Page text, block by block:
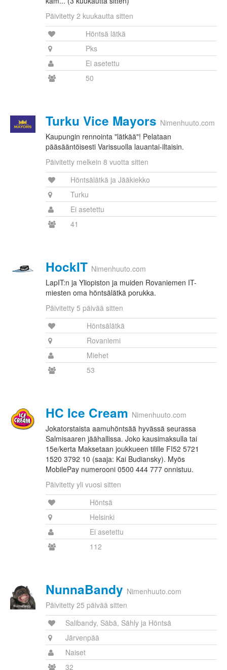
Päivitetty 2 kuukautta sitten
Höntsä lätkä
Pks
Ei asetettu
50
Turku Vice Mayors Nimenhuuto.com
Kaupungin rennointa "lätkää"! Pelataan
pääsääntöisesti Varissuolla lauantai-iltaisin.
Päivitetty melkein 8 vuotta sitten
Höntsälätkä ja Jääkiekko
Turku
Ei asetettu
41
HockIT Nimenhuuto.com
LapIT:n ja Yliopiston ja muiden Rovaniemen IT-
miesten oma höntsälätkä porukka.
Päivitetty 5 päivää sitten
Höntsälätkä
Rovaniemi
Miehet
53
HC Ice Cream Nimenhuuto.com
Jokatorstaista aamuhöntsää hyvässä seurassa
Salmisaaren jäähallissa. Joko kausimaksulla tai
15e/kerta Maksetaan joukkueen tilille FI52 5721
1520 3792 10 (saaja: Kai Budiansky). Myös
MobilePay numerooni 0500 444 777 onnistuu.
Päivitetty yli vuosi sitten
Höntsä
Helsinki
Ei asetettu
112
NunnaBandy Nimenhuuto.com
Päivitetty 25 päivää sitten
Salibandy, Säbä, Sähly ja Höntsä
Järvenpää
Naiset
32